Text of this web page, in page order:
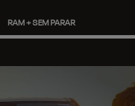
RAM + SEM PARAR